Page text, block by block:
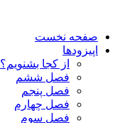
صفحه نخست
اپیزودها
از کجا بشنویم؟
فصل ششم
فصل پنجم
فصل چهارم
فصل سوم